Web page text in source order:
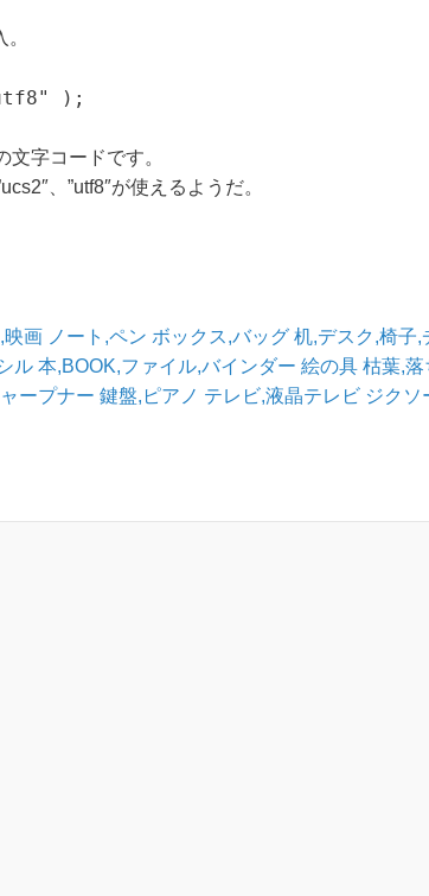
);
字コードです。
、”utf8″が使えるようだ。
映画 ノート,ペン ボックス,バッグ 机,デスク,椅子,
ル 本,BOOK,ファイル,バインダー 絵の具 枯葉,落
ープナー 鍵盤,ピアノ テレビ,液晶テレビ ジクソ